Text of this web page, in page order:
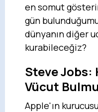
en somut
gün
dünyanın diğer
kurabileceğiz?
Steve Jobs:
Vücut
Apple'ın